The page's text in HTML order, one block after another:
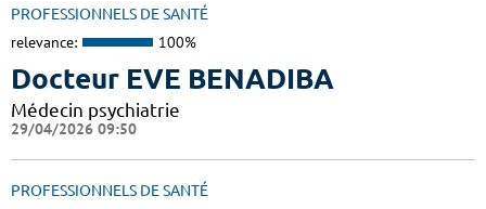
PROFESSIONNELS DE SANTÉ
relevance: 100%
Docteur EVE BENADIBA
Médecin psychiatrie
29/04/2026 09:50
PROFESSIONNELS DE SANTÉ